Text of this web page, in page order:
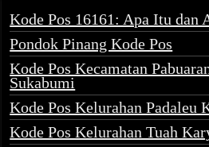
Kode Pos 16161: Apa Itu dan
Pondok Pinang Kode Pos
Kode Pos Kecamatan
Sukabumi
Kode Pos Kelurahan Padaleu
Kode Pos Kelurahan Tuah